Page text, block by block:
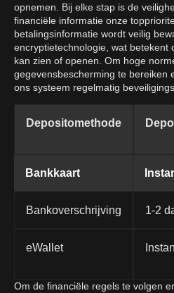
opnemen. Bij elke stap is de
financiële informatie onze
betalingsinformatie wordt veilig
encryptietechnologie, wat betekent
kan zien of openen. Om hoge
gegevensbescherming te bereiken
ons systeem regelmatig
Depositomethode
Bankkaart
Bankoverschrijving 1-2
eWallet
Om de financiële regels te volgen